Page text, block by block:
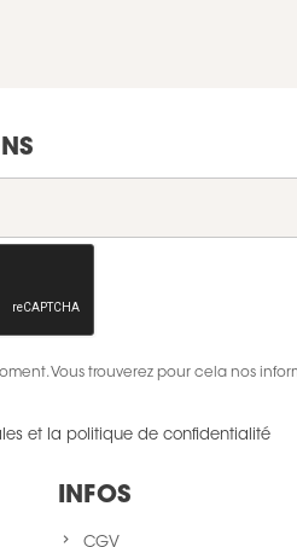
Vous trouverez pour cela nos
et la politique de confidentialité
INFOS
CGV